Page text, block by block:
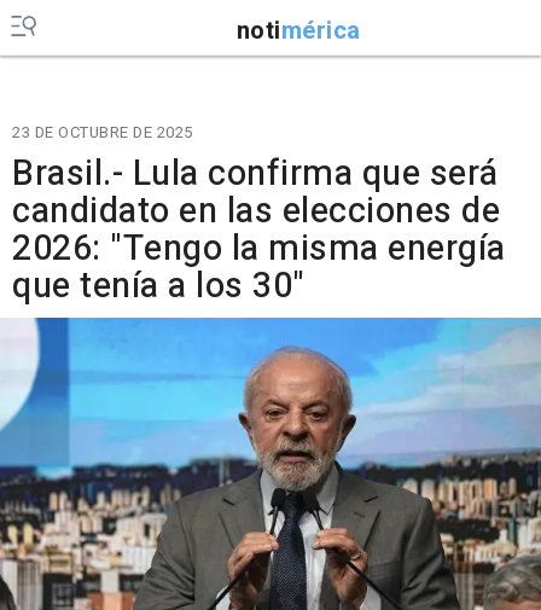
notimérica
23 DE OCTUBRE DE 2025
Brasil.- Lula confirma que será
candidato en las elecciones de
2026: "Tengo la misma energía
que tenía a los 30"